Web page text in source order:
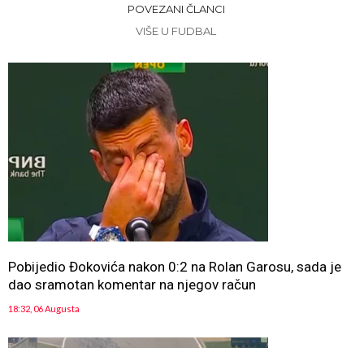
POVEZANI ČLANCI
VIŠE U FUDBAL
Pobijedio Đokovića nakon 0:2 na Rolan Garosu, sada je
dao sramotan komentar na njegov račun
18:32, 06 Augusta